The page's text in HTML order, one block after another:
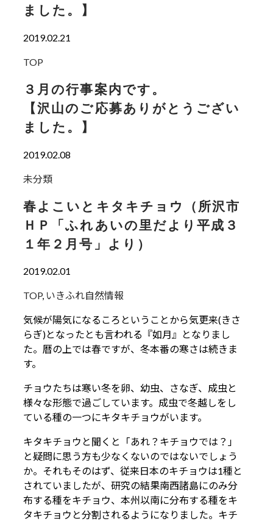
ました。】
2019.02.21
TOP
３月の行事案内です。
【沢山のご応募ありがとうござい
ました。】
2019.02.08
未分類
春よこいとキタキチョウ（所沢市
ＨＰ「ふれあいの里だより平成３
１年２月号」より）
2019.02.01
TOP, いきふれ自然情報
気候が陽気になるころということから気更来(きさ
らぎ)となったとも言われる『如月』となりまし
た。暦の上では春ですが、冬本番の寒さは続きま
す。
チョウたちは寒い冬を卵、幼虫、さなぎ、成虫と
様々な形態で過ごしています。成虫で冬越しをし
ている種の一つにキタキチョウがいます。
キタキチョウと聞くと「あれ？キチョウでは？」
と疑問に思う方も少なくないのではないでしょう
か。それもそのはず、従来日本のキチョウは1種と
されていましたが、研究の結果南西諸島にのみ分
布する種をキチョウ、本州以南に分布する種をキ
タキチョウと分割されるようになりました。キチ